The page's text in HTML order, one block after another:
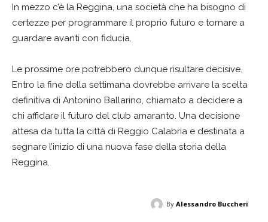
In mezzo c’è la Reggina, una società che ha bisogno di
certezze per programmare il proprio futuro e tornare a
guardare avanti con fiducia.
Le prossime ore potrebbero dunque risultare decisive.
Entro la fine della settimana dovrebbe arrivare la scelta
definitiva di Antonino Ballarino, chiamato a decidere a
chi affidare il futuro del club amaranto. Una decisione
attesa da tutta la città di Reggio Calabria e destinata a
segnare l’inizio di una nuova fase della storia della
Reggina.
By Alessandro Buccheri